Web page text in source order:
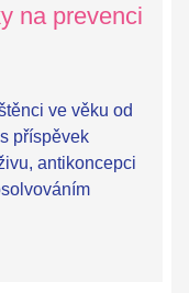
na prevenci
ve věku od
příspěvek
antikoncepci